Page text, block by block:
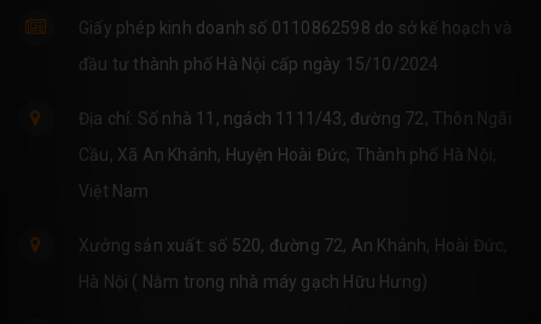
Giấy phép kinh doanh số 0110862598 do sở kế hoạch và
đầu tư thành phố Hà Nội cấp ngày 15/10/2024
Địa chỉ: Số nhà 11, ngách 1111/43, đường 72, Thôn Ngãi
Cầu, Xã An Khánh, Huyện Hoài Đức, Thành phố Hà Nội,
Việt Nam
Xưởng sản xuất: số 520, đường 72, An Khánh, Hoài Đức,
Hà Nội ( Nằm trong nhà máy gạch Hữu Hưng)